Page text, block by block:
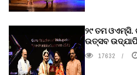
୨୯ ତମ ଓଏମ୍‌ସି.
ଉତ୍ସବ
17632